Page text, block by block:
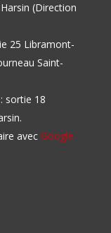
(Direction
25 Libramont-
Saint-
sortie 18
avec Google